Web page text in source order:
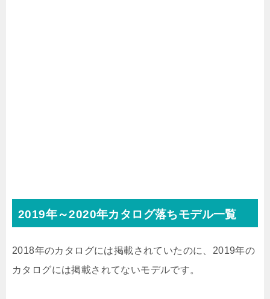
2019年～2020年カタログ落ちモデル一覧
2018年のカタログには掲載されていたのに、2019年の
カタログには掲載されてないモデルです。